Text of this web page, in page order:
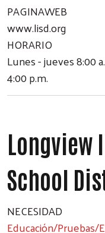
PAGINAWEB
www.lisd.org
HORARIO
Lunes - jueves 8:00
4:00 p.m.
Longview
School
NECESIDAD
Educación/Pruebas/